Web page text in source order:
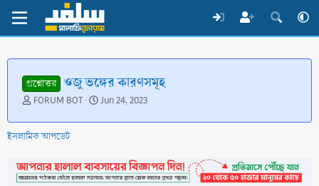
প্রশ্নোত্তর ওজু ভঙ্গের কারণসমূহ
T
r
e
d
s
FORUM BOT
S
a
d
a
Jun 24, 2023
ইসলামিক আপডেট